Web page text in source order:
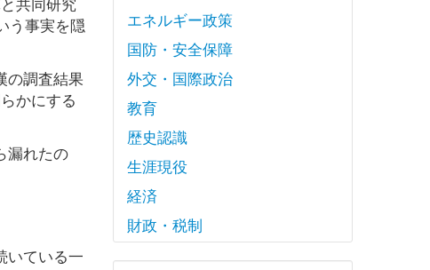
う事実を隠
の調査結果
かにする
漏れたの
いている一
エネルギー政策
国防・安全保障
外交・国際政治
教育
歴史認識
生涯現役
経済
財政・税制